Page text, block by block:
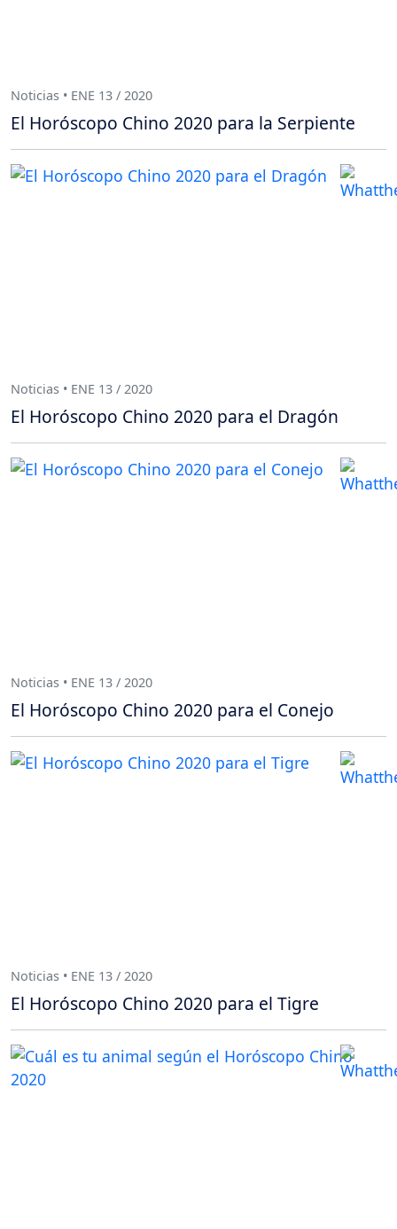
Noticias • ENE 13 / 2020
El Horóscopo Chino 2020 para la Serpiente
Noticias • ENE 13 / 2020
El Horóscopo Chino 2020 para el Dragón
Noticias • ENE 13 / 2020
El Horóscopo Chino 2020 para el Conejo
Noticias • ENE 13 / 2020
El Horóscopo Chino 2020 para el Tigre